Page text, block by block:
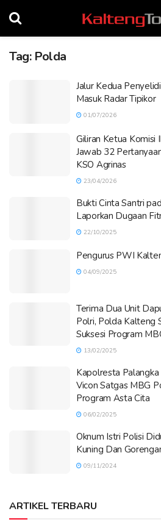
Tag: Polda
Jalur Kedua
Masuk Radar Tipikor
01/07/2026
Giliran Ketua Komisi
Jawab 32
KSO Agrinas
23/04/2026
Bukti Cinta Santri
Laporkan Dugaan
22/10/2025
Pengurus PWI
04/09/2025
Terima Dua Unit
Polri, Polda Kalteng
Suksesi Program
13/02/2025
Kapolresta Palangka
Vicon Satgas MBG
Program Asta Cita
06/02/2025
Oknum Istri Polisi
Kuning Dan
09/11/2024
ARTIKEL TERBARU